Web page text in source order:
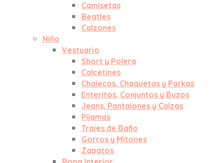
Camisetas
Beatles
Calzones
Niño
Vestuario
Short y Polera
Calcetines
Chalecos, Chaquetas y Parkas
Enteritos, Conjuntos y Buzos
Jeans, Pantalones y Calzas
Pijamas
Trajes de Baño
Gorros y Mitones
Zapatos